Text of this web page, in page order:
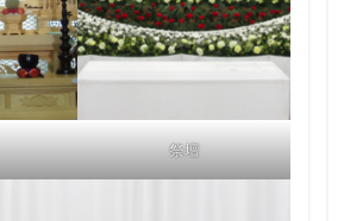
祭壇